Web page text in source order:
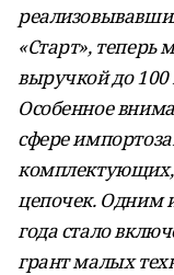
«Старт», теперь
выручкой до 100
Особенное
сфере
комплектующих,
цепочек. Одним
года стало
грант малых